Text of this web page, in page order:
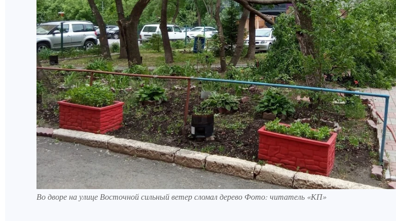
Во дворе на улице Восточной сильный ветер сломал дерево Фото: читатель «КП»